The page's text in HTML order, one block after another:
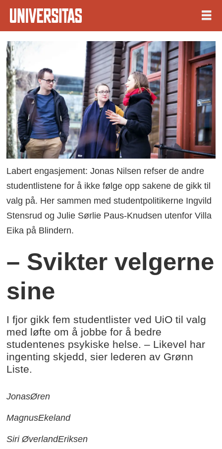
Labert engasjement: Jonas Nilsen refser de andre
studentlistene for å ikke følge opp sakene de gikk til
valg på. Her sammen med studentpolitikerne Ingvild
Stensrud og Julie Sørlie Paus-Knudsen utenfor Villa
Eika på Blindern.
– Svikter velgerne
sine
I fjor gikk fem studentlister ved UiO til valg
med løfte om å jobbe for å bedre
studentenes psykiske helse. – Likevel har
ingenting skjedd, sier lederen av Grønn
Liste.
JonasØren
MagnusEkeland
Siri ØverlandEriksen